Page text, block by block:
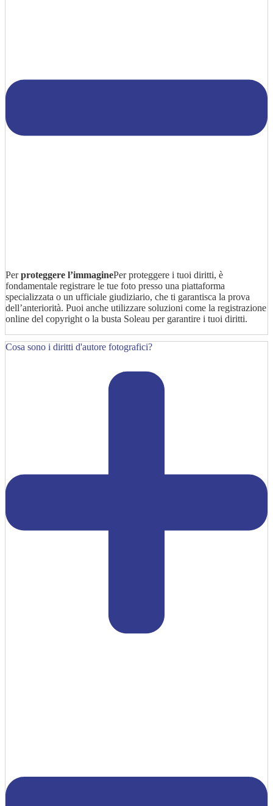
Perproteggere l’immaginePer proteggere i tuoi diritti, è
fondamentale registrare le tue foto presso una piattaforma
specializzata o un ufficiale giudiziario, che ti garantisca la prova
dell’anteriorità. Puoi anche utilizzare soluzioni come la registrazione
online del copyright o la busta Soleau per garantire i tuoi diritti.
Cosa sono i diritti d'autore fotografici?